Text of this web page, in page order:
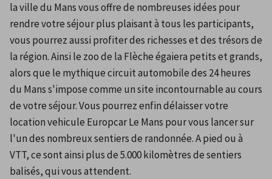
la ville du Mans vous offre de nombreuses idées pour
rendre votre séjour plus plaisant à tous les participants,
vous pourrez aussi profiter des richesses et des trésors de
la région. Ainsi le zoo de la Flèche égaiera petits et grands,
alors que le mythique circuit automobile des 24 heures
du Mans s'impose comme un site incontournable au cours
de votre séjour. Vous pourrez enfin délaisser votre
location vehicule Europcar Le Mans pour vous lancer sur
l'un des nombreux sentiers de randonnée. A pied ou à
VTT, ce sont ainsi plus de 5.000 kilomètres de sentiers
balisés, qui vous attendent.